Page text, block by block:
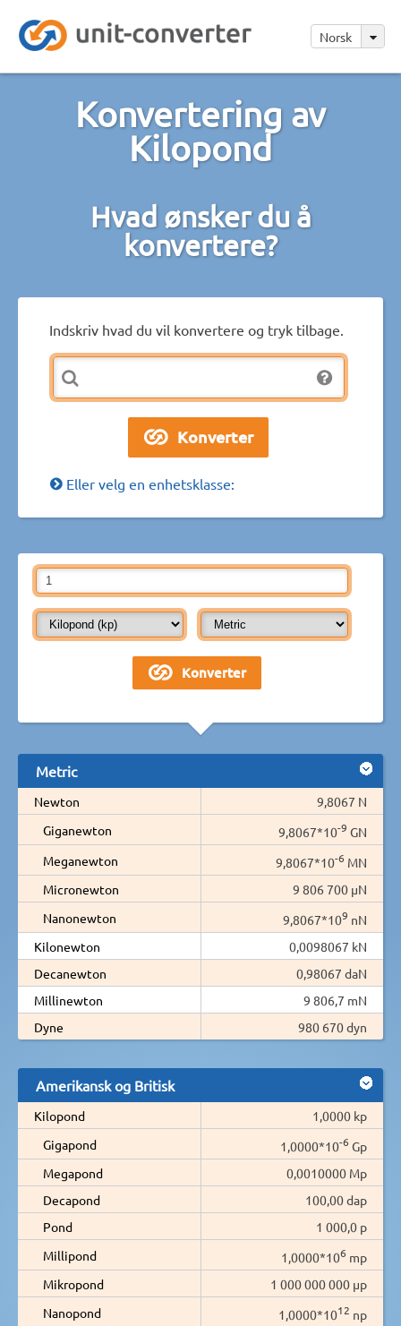
Norsk
Konvertering av
Kilopond
Hvad ønsker du å
konvertere?
Indskriv hvad du vil konvertere og tryk tilbage.
Eller velg en enhetsklasse:
Metric
Newton
9,8067 N
Giganewton
9,8067*10-9 GN
Meganewton
9,8067*10-6 MN
Micronewton
9 806 700 µN
Nanonewton
9,8067*109 nN
Kilonewton
0,0098067 kN
Decanewton
0,98067 daN
Millinewton
9 806,7 mN
Dyne
980 670 dyn
Amerikansk og Britisk
Kilopond
1,0000 kp
Gigapond
1,0000*10-6 Gp
Megapond
0,0010000 Mp
Decapond
100,00 dap
Pond
1 000,0 p
Millipond
1,0000*106 mp
Mikropond
1 000 000 000 µp
Nanopond
1,0000*1012 np